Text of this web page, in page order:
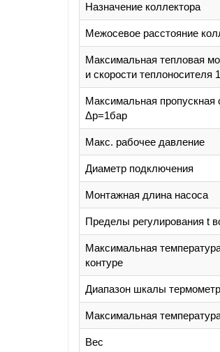
Назначение коллектора
Межосевое расстояние
Максимальная тепловая
и скорости теплоносителя
Максимальная пропускная
Δp=1бар
Макс. рабочее давление
Диаметр подключения
Монтажная длина насоса
Пределы регулирования t
Максимальная
контуре
Диапазон шкалы
Максимальная
Вес